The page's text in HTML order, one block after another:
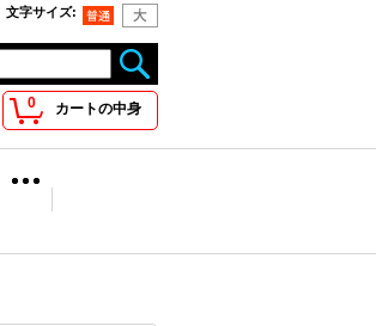
文字サイズ:
0 カートの中身